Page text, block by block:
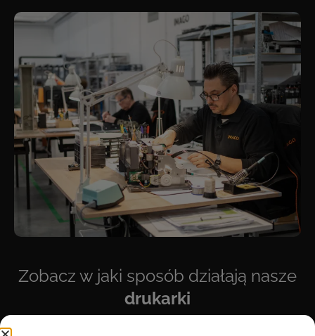
Zobacz w jaki sposób działają nasze
drukarki